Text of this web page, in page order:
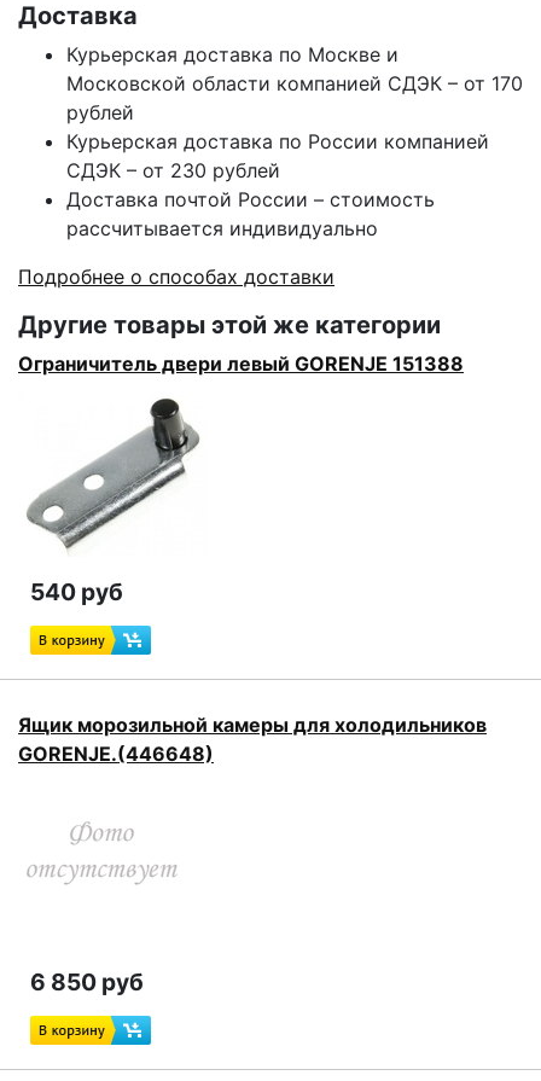
Доставка
Курьерская доставка по Москве и
Московской области компанией СДЭК – от 170
рублей
Курьерская доставка по России компанией
СДЭК – от 230 рублей
Доставка почтой России – стоимость
рассчитывается индивидуально
Подробнее о способах доставки
Другие товары этой же категории
Ограничитель двери левый GORENJE 151388
540 руб
Ящик морозильной камеры для холодильников
GORENJE.(446648)
6 850 руб